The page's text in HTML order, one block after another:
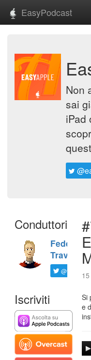
EasyPodcast
Non
sai
iPad
Conduttori
Federico
Travaini
@ftrava
Iscriviti
Si
e